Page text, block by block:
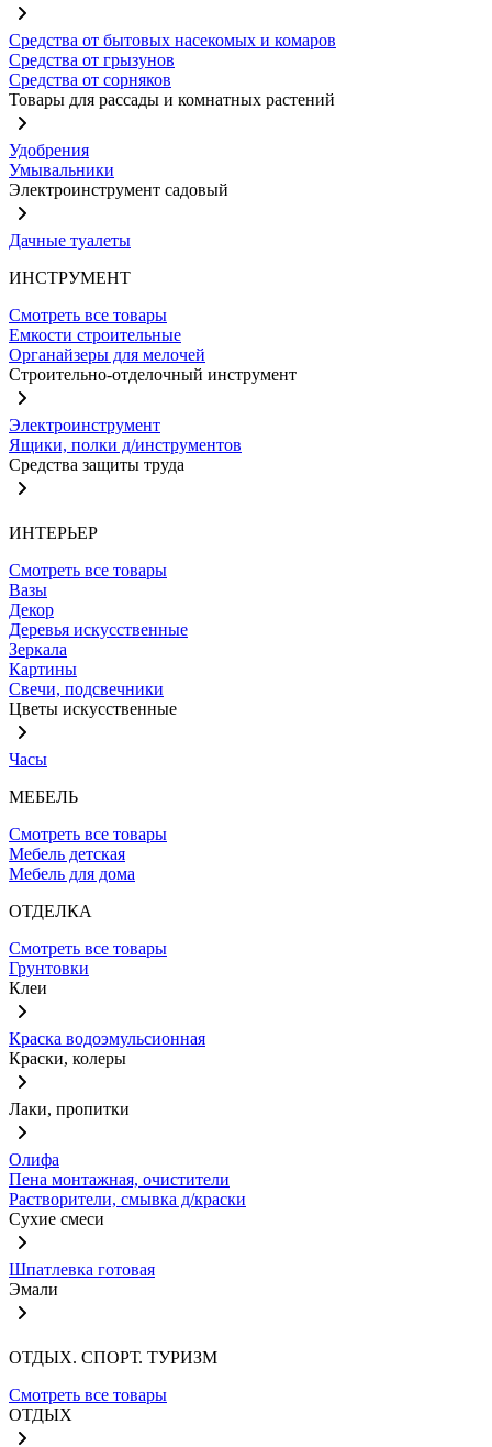
Средства от бытовых насекомых и комаров
Средства от грызунов
Средства от сорняков
Товары для рассады и комнатных растений
Удобрения
Умывальники
Электроинструмент садовый
Дачные туалеты
ИНСТРУМЕНТ
Смотреть все товары
Емкости строительные
Органайзеры для мелочей
Строительно-отделочный инструмент
Электроинструмент
Ящики, полки д/инструментов
Средства защиты труда
ИНТЕРЬЕР
Смотреть все товары
Вазы
Декор
Деревья искусственные
Зеркала
Картины
Свечи, подсвечники
Цветы искусственные
Часы
МЕБЕЛЬ
Смотреть все товары
Мебель детская
Мебель для дома
ОТДЕЛКА
Смотреть все товары
Грунтовки
Клеи
Краска водоэмульсионная
Краски, колеры
Лаки, пропитки
Олифа
Пена монтажная, очистители
Растворители, смывка д/краски
Сухие смеси
Шпатлевка готовая
Эмали
ОТДЫХ. СПОРТ. ТУРИЗМ
Смотреть все товары
ОТДЫХ